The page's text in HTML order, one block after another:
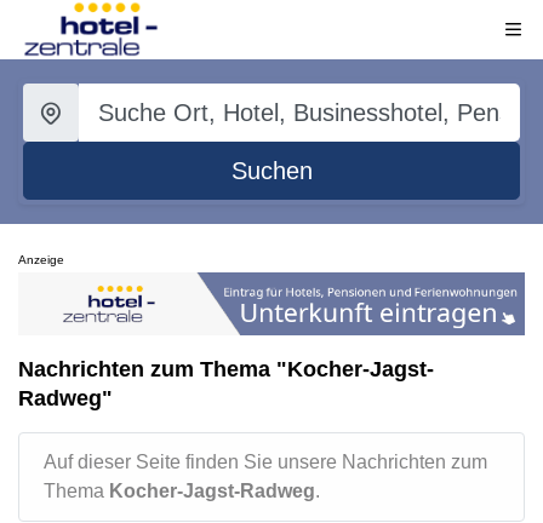
Suchen
Anzeige
Nachrichten zum Thema "Kocher-Jagst-
Radweg"
Auf dieser Seite finden Sie unsere Nachrichten zum
Thema Kocher-Jagst-Radweg.